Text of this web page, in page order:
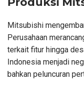
Mitsubishi
Perusahaan
terkait fitur hingga
Indonesia menjadi
bahkan peluncuran